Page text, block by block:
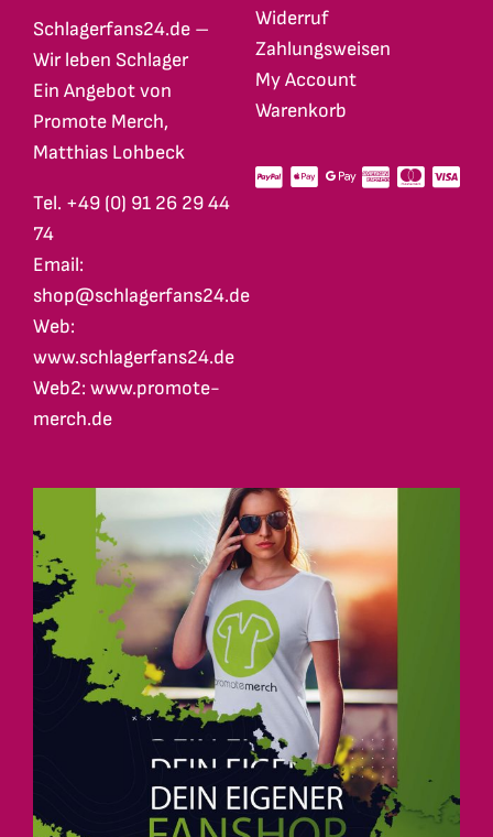
Schlagerfans24.de –
Wir leben Schlager
Ein Angebot von
Promote Merch,
Matthias Lohbeck
Tel. +49 (0) 91 26 29 44
74
Email:
shop@schlagerfans24.de
Web:
www.schlagerfans24.de
Web2: www.promote-
merch.de
Widerruf
Zahlungsweisen
My Account
Warenkorb